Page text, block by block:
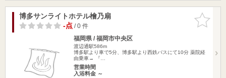
お気に入
りに追加
博多サンライトホテル檜乃扇
-点/ 0 件
福岡県 / 福岡市中央区
渡辺通駅586m
博多駅より車で5分、博多駅より西鉄バスにて10分 薬院経
由乗車→ 『…
営業時間
入浴料金 ～